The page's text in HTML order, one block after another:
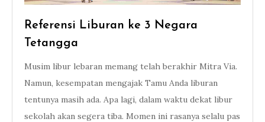
Referensi Liburan ke 3 Negara
Tetangga
Musim libur lebaran memang telah berakhir Mitra Via.
Namun, kesempatan mengajak Tamu Anda liburan
tentunya masih ada. Apa lagi, dalam waktu dekat libur
sekolah akan segera tiba. Momen ini rasanya selalu pas